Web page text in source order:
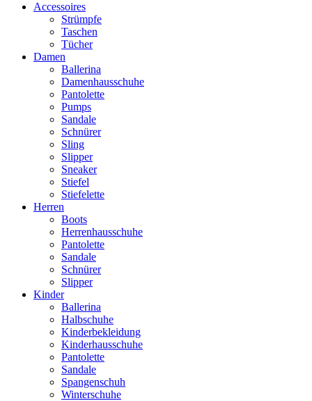
Accessoires
Strümpfe
Taschen
Tücher
Damen
Ballerina
Damenhausschuhe
Pantolette
Pumps
Sandale
Schnürer
Sling
Slipper
Sneaker
Stiefel
Stiefelette
Herren
Boots
Herrenhausschuhe
Pantolette
Sandale
Schnürer
Slipper
Kinder
Ballerina
Halbschuhe
Kinderbekleidung
Kinderhausschuhe
Pantolette
Sandale
Spangenschuh
Winterschuhe